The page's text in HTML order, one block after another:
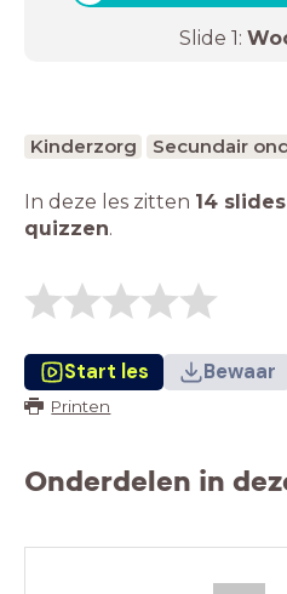
Slide 1:
Kinderzorg Secundair
In deze les zitten 14 slides
quizzen.
Start les Bewaar
Printen
Onderdelen in